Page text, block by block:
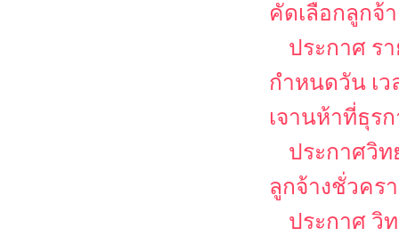
คัดเลือกลูกจ้
ประกาศ ร
กำหนดวัน เ
เจานห้าที่ธุร
ประกาศวิท
ลูกจ้างชั่วคร
ประกาศ วิ